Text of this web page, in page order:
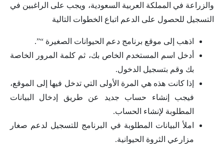
والزراعة في المملكة العربية السعودية، ويجب على الراغبين في
التسجيل للحصول على الدعم اتباع الخطوات التالية
اذهب إلى موقع برنامج دعم الحيوانات الصغيرة “”.
أدخل اسم المستخدم الخاص بك، ثم كلمة المرور الخاصة
بك وقم بتسجيل الدخول.
إذا كانت هذه هي المرة الأولى التي تدخل فيها إلى الموقع،
فيجب إنشاء حساب جديد عن طريق إدخال البيانات
المطلوبة لإنشاء الحساب.
املأ البيانات المطلوبة في البرنامج للتسجيل لدعم صغار
مزارعي الثروة الحيوانية.